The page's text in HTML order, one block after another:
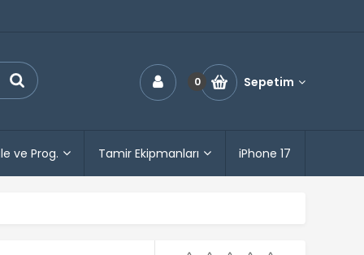
0 Sepetim
ve Prog. Tamir Ekipmanları iPhone 17